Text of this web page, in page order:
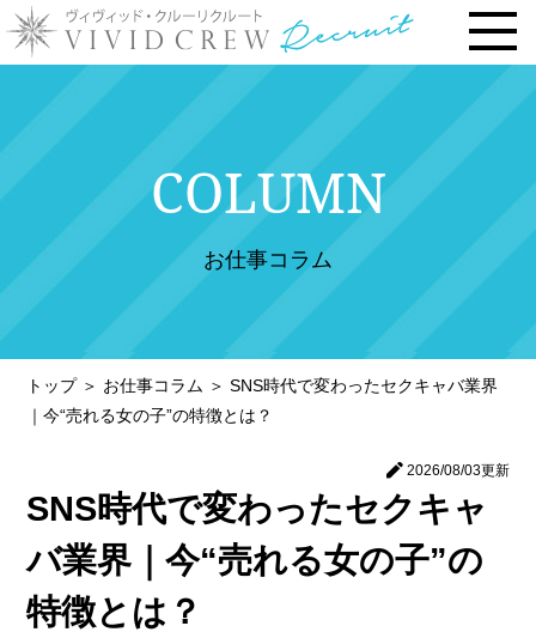
トップページ
お仕事内容
› 時給・お給料について
› 勤務地で選ぶ
› 安心の研修システム
› 風俗店・キャバクラ店との違い
› お客様との連絡先交換一切なし
› 他店とのお給料比較
› 他店との考え方比較
COLUMN
お仕事コラム
トップ＞ お仕事コラム ＞SNS時代で変わったセクキャバ業界
｜今“売れる女の子”の特徴とは？
2026/08/03更新
SNS時代で変わったセクキャ
バ業界｜今“売れる女の子”の
特徴とは？